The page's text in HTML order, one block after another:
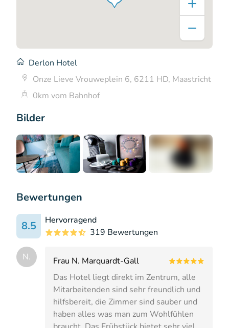
Bilder
Bewertungen
8.5
Hervorragend
319 Bewertungen
N.
Frau N. Marquardt-Gall
Das Hotel liegt direkt im Zentrum, alle
Mitarbeitenden sind sehr freundlich und
hilfsbereit, die Zimmer sind sauber und
haben alles was man zum Wohlfühlen
Derlon Hotel
Onze Lieve Vrouweplein 6, 6211 HD, Maastricht
0km vom Bahnhof